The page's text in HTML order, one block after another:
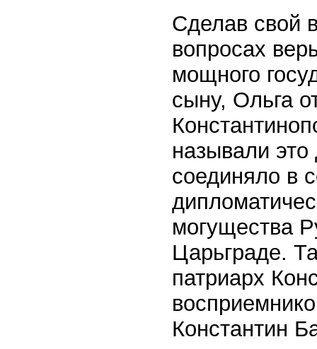
Сделав свой
вопросах
мощного
сыну, Ольга
называли
соединяло в
могущества
Царьграде.
патриарх
Константин